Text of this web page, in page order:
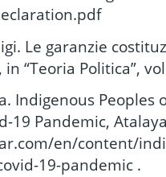
Le garanzie
“Teoria Politica”,
Indigenous
19 Pandemic,
en/content/
19-pandemic .